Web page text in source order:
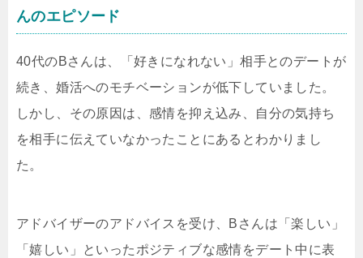
んのエピソード
40代のBさんは、「好きになれない」相手とのデートが
続き、婚活へのモチベーションが低下していました。
しかし、その原因は、感情を抑え込み、自分の気持ち
を相手に伝えていなかったことにあるとわかりまし
た。
アドバイザーのアドバイスを受け、Bさんは「楽しい」
「嬉しい」といったポジティブな感情をデート中に表